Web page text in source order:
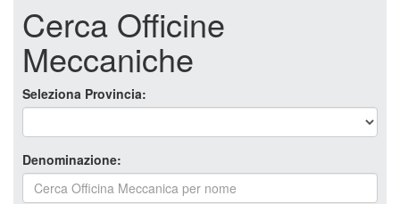
Cerca Officine
Meccaniche
Seleziona Provincia:
Denominazione: